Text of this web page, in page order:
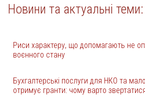
Новини та актуальні теми:
Риси характеру, що допомагають не
воєнного стану
Бухгалтерські послуги для НКО та
отримує гранти: чому варто